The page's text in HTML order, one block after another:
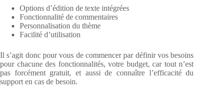
Options d’édition de texte intégrées
Fonctionnalité de commentaires
Personnalisation du thème
Facilité d’utilisation
Il s’agit donc pour vous de commencer par définir vos besoins
pour chacune des fonctionnalités, votre budget, car tout n’est
pas forcément gratuit, et aussi de connaître l’efficacité du
support en cas de besoin.